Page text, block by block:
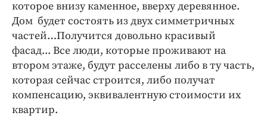
которое внизу каменное, вверху деревянное.
Дом будет состоять из двух симметричных
частей…Получится довольно красивый
фасад... Все люди, которые проживают на
втором этаже, будут расселены либо в ту часть,
которая сейчас строится, либо получат
компенсацию, эквивалентную стоимости их
квартир.